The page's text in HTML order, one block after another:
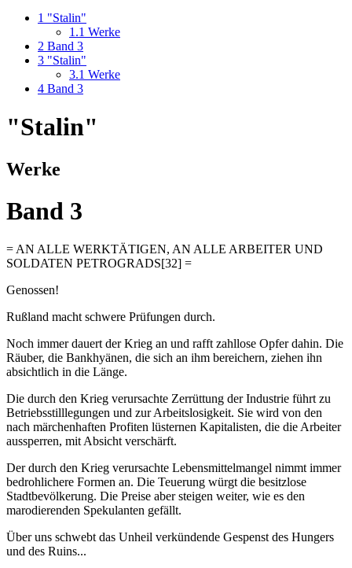
1 "Stalin"
1.1 Werke
2 Band 3
3 "Stalin"
3.1 Werke
4 Band 3
"Stalin"
Werke
Band 3
= AN ALLE WERKTÄTIGEN, AN ALLE ARBEITER UND
SOLDATEN PETROGRADS[32] =
Genossen!
Rußland macht schwere Prüfungen durch.
Noch immer dauert der Krieg an und rafft zahllose Opfer dahin. Die
Räuber, die Bankhyänen, die sich an ihm bereichern, ziehen ihn
absichtlich in die Länge.
Die durch den Krieg verursachte Zerrüttung der Industrie führt zu
Betriebsstilllegungen und zur Arbeitslosigkeit. Sie wird von den
nach märchenhaften Profiten lüsternen Kapitalisten, die die Arbeiter
aussperren, mit Absicht verschärft.
Der durch den Krieg verursachte Lebensmittelmangel nimmt immer
bedrohlichere Formen an. Die Teuerung würgt die besitzlose
Stadtbevölkerung. Die Preise aber steigen weiter, wie es den
marodierenden Spekulanten gefällt.
Über uns schwebt das Unheil verkündende Gespenst des Hungers
und des Ruins...